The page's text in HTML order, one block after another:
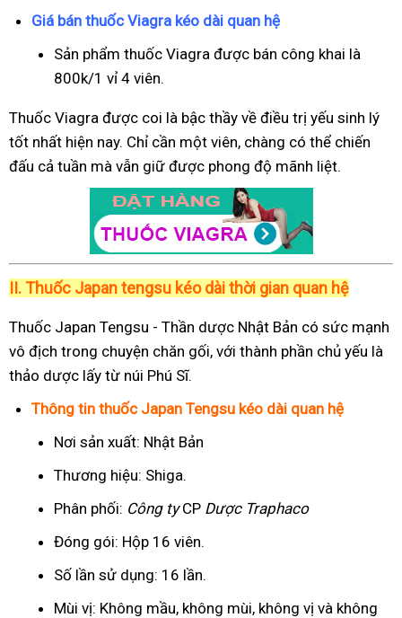
Giá bán thuốc Viagra kéo dài quan hệ
Sản phẩm thuốc Viagra được bán công khai là
800k/1 vỉ 4 viên.
Thuốc Viagra được coi là bậc thầy về điều trị yếu sinh lý
tốt nhất hiện nay. Chỉ cần một viên, chàng có thể chiến
đấu cả tuần mà vẫn giữ được phong độ mãnh liệt.
II. Thuốc Japan tengsu kéo dài thời gian quan hệ
Thuốc Japan Tengsu - Thần dược Nhật Bản có sức mạnh
vô địch trong chuyện chăn gối, với thành phần chủ yếu là
thảo dược lấy từ núi Phú Sĩ.
Thông tin thuốc Japan Tengsu kéo dài quan hệ
Nơi sản xuất: Nhật Bản
Thương hiệu: Shiga.
Phân phối: Công tyCP Dược Traphaco
Đóng gói: Hộp 16 viên.
Số lần sử dụng: 16 lần.
Mùi vị: Không mầu, không mùi, không vị và không